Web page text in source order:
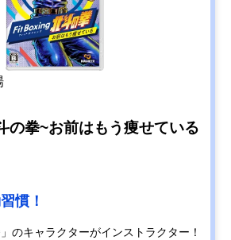
拳~お前はもう痩せている
慣！
のキャラクターがインストラクター！